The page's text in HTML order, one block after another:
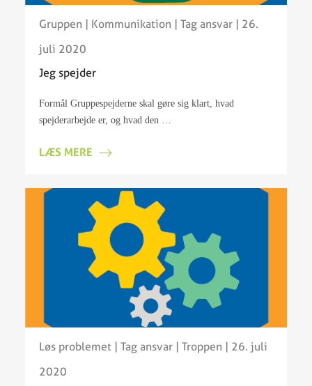
Gruppen | Kommunikation | Tag ansvar| 26.
juli 2020
Jeg spejder
Formål Gruppespejderne skal gøre sig klart, hvad
spejderarbejde er, og hvad den …
LÆS MERE
Løs problemet| Tag ansvar| Troppen | 26. juli
2020